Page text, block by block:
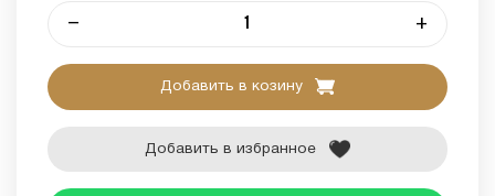
– +
Добавить в козину
Добавить в избранное